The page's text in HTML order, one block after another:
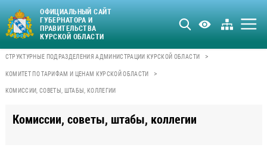
ОФИЦИАЛЬНЫЙ САЙТ
ГУБЕРНАТОРА И
ПРАВИТЕЛЬСТВА
КУРСКОЙ ОБЛАСТИ
СТРУКТУРНЫЕ ПОДРАЗДЕЛЕНИЯ АДМИНИСТРАЦИИ КУРСКОЙ ОБЛАСТИ >
КОМИТЕТ ПО ТАРИФАМ И ЦЕНАМ КУРСКОЙ ОБЛАСТИ >
КОМИССИИ, СОВЕТЫ, ШТАБЫ, КОЛЛЕГИИ
Комиссии, советы, штабы, коллегии